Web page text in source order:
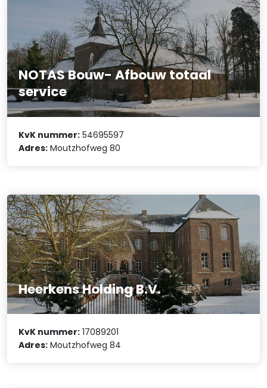
NOTAS Bouw- Afbouw totaal
service
KvK nummer: 54695597
Adres: Moutzhofweg 80
Heerkens Holding B.V.
KvK nummer: 17089201
Adres: Moutzhofweg 84